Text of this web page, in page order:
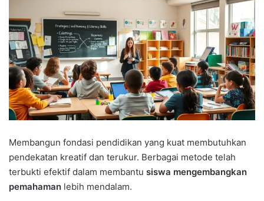
Membangun fondasi pendidikan yang kuat membutuhkan
pendekatan kreatif dan terukur. Berbagai metode telah
terbukti efektif dalam membantu siswa mengembangkan
pemahaman lebih mendalam.